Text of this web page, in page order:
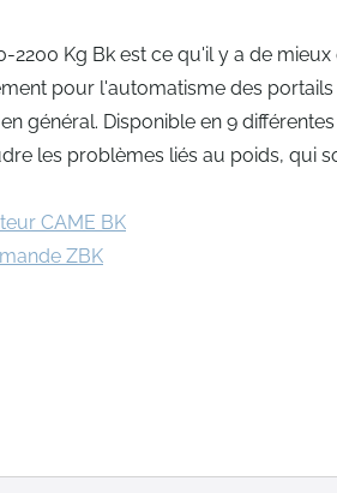
2200 Kg Bk est ce qu'il y a de
pour l'automatisme des
général. Disponible en 9
les problèmes liés au poids, qui
CAME BK
ZBK